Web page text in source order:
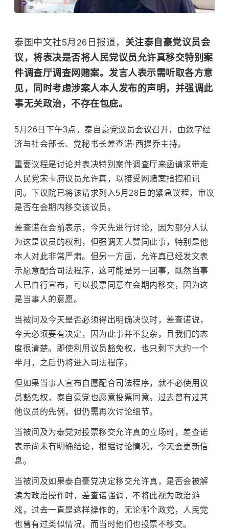
泰国中文社5月26日报道， 关注泰自豪党议员会
议，将表决是否将人民党议员允许真移交特别案
件调查厅调查网赌案。发言人表示需听取各方意
见，同时考虑涉案人本人发布的声明，并强调此
事无关政治，不存在包庇。
5月26日下午3点，泰自豪党议员会议召开，由数字经
济与社会部长、党秘书长差查诺·西提乔主持。
重要议程是讨论并表决特别案件调查厅来函请求带走
人民党宋卡府议员允许真，以接受网赌案指控和讯
问。下议院已将该请求列入5月28日的紧急议程，审议
是否在会期内移交该议员。
差查诺在会前表示，今天先进行讨论，因为部分人认
为这是议员的权利，但强调无人赞同此事，特别是他
本人对此非常严肃。但另一方面，允许真已经发文表
示愿意配合司法程序，这可能是另一回事，既然当事
人已自行宣布，可以投票同意在会期内移交，因为这
是当事人的意愿。
当被问及今天是否必须得出明确决议时，差查诺说，
今天必须要有决定，因为此事并不复杂，且我们的态
度很清楚。即使利用议员豁免权，也只剩下大约一个
半月，之后仍将进入司法程序。
但如果当事人宣布自愿配合司法程序，就不必使用议
员豁免权，泰自豪党也愿意投票同意。过去曾有过其
他议员的先例，但仍需再次讨论细节。
当被问及为泰党对投票移交允许真的立场时，差查诺
表示尚未有明确结论，根据讨论情况，今天会更新信
息。
当被问及如果泰自豪党决定移交允许真，是否会被解
读为政治操作时，差查诺强调，不将此视为政治游
戏，过去一直是这样操作的，无论哪个政党，人民党
也曾有过类似情况，而当时他们也投票不移交。